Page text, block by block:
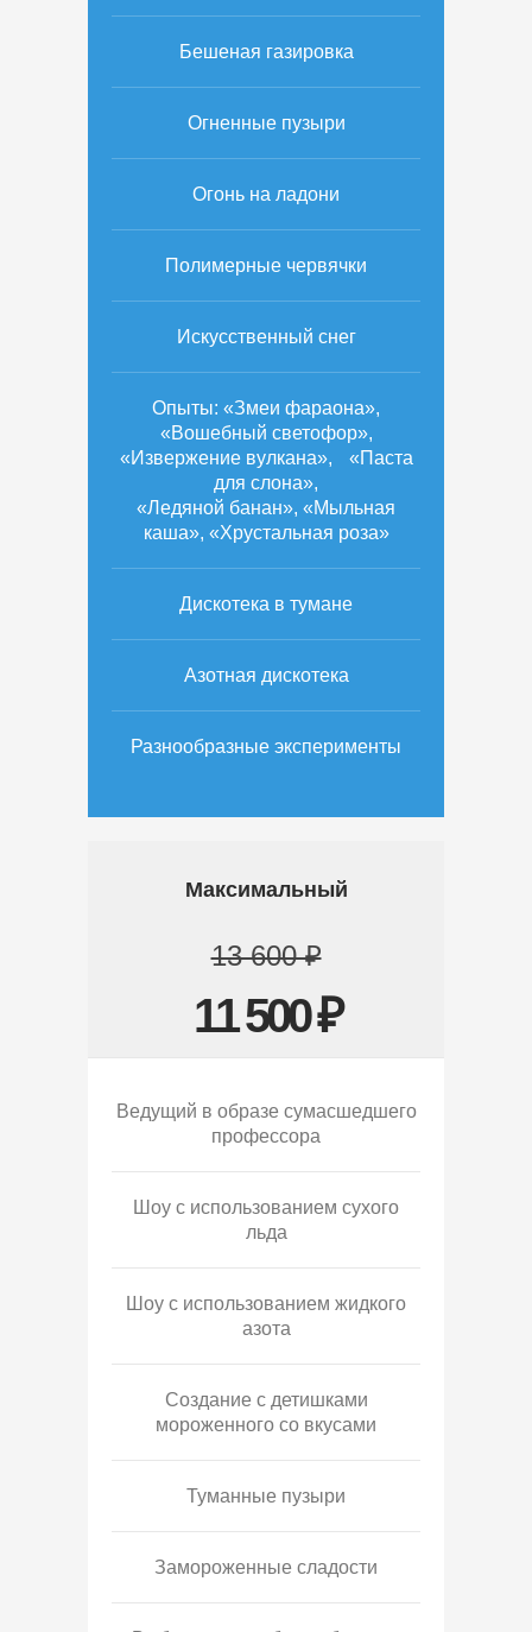
Бешеная газировка
Огненные пузыри
Огонь на ладони
Полимерные червячки
Искусственный снег
Опыты: «Змеи фараона»,
«Вошебный светофор»,
«Извержение вулкана», «Паста
для слона»,
«Ледяной банан», «Мыльная
каша», «Хрустальная роза»
Дискотека в тумане
Азотная дискотека
Разнообразные эксперименты
Максимальный
13 600 ₽
11 500 ₽
Ведущий в образе сумасшедшего
профессора
Шоу с использованием сухого
льда
Шоу с использованием жидкого
азота
Создание с детишками
мороженного со вкусами
Туманные пузыри
Замороженные сладости